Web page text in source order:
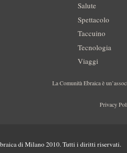
Salute
Spettacolo
Taccuino
Tecnologia
Viaggi
La Comunità Ebraica è
Privacy
di Milano 2010. Tutti i diritti riservati.